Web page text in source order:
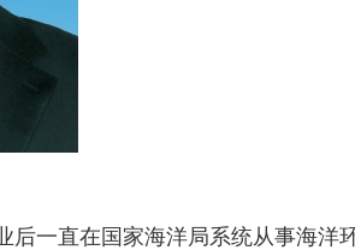
一直在国家海洋局系统从事海洋